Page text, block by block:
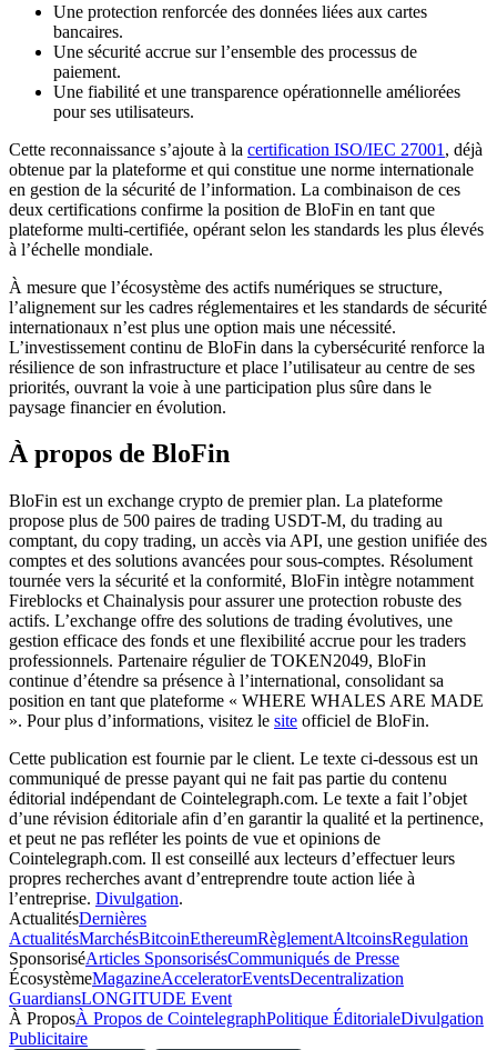
Une protection renforcée des données liées aux cartes
bancaires.
Une sécurité accrue sur l’ensemble des processus de
paiement.
Une fiabilité et une transparence opérationnelle améliorées
pour ses utilisateurs.
Cette reconnaissance s’ajoute à la certification ISO/IEC 27001 , déjà
obtenue par la plateforme et qui constitue une norme internationale
en gestion de la sécurité de l’information. La combinaison de ces
deux certifications confirme la position de BloFin en tant que
plateforme multi-certifiée, opérant selon les standards les plus élevés
à l’échelle mondiale.
À mesure que l’écosystème des actifs numériques se structure,
l’alignement sur les cadres réglementaires et les standards de sécurité
internationaux n’est plus une option mais une nécessité.
L’investissement continu de BloFin dans la cybersécurité renforce la
résilience de son infrastructure et place l’utilisateur au centre de ses
priorités, ouvrant la voie à une participation plus sûre dans le
paysage financier en évolution.
À propos de BloFin
BloFin est un exchange crypto de premier plan. La plateforme
propose plus de 500 paires de trading USDT-M, du trading au
comptant, du copy trading, un accès via API, une gestion unifiée des
comptes et des solutions avancées pour sous-comptes. Résolument
tournée vers la sécurité et la conformité, BloFin intègre notamment
Fireblocks et Chainalysis pour assurer une protection robuste des
actifs. L’exchange offre des solutions de trading évolutives, une
gestion efficace des fonds et une flexibilité accrue pour les traders
professionnels. Partenaire régulier de TOKEN2049, BloFin
continue d’étendre sa présence à l’international, consolidant sa
position en tant que plateforme « WHERE WHALES ARE MADE
». Pour plus d’informations, visitez le site officiel de BloFin.
Cette publication est fournie par le client. Le texte ci-dessous est un
communiqué de presse payant qui ne fait pas partie du contenu
éditorial indépendant de Cointelegraph.com. Le texte a fait l’objet
d’une révision éditoriale afin d’en garantir la qualité et la pertinence,
et peut ne pas refléter les points de vue et opinions de
Cointelegraph.com. Il est conseillé aux lecteurs d’effectuer leurs
propres recherches avant d’entreprendre toute action liée à
l’entreprise. Divulgation.
ActualitésDernières
ActualitésMarchésBitcoinEthereumRèglementAltcoinsRegulation
SponsoriséArticles SponsorisésCommuniqués de Presse
ÉcosystèmeMagazineAcceleratorEventsDecentralization
GuardiansLONGITUDE Event
À ProposÀ Propos de CointelegraphPolitique ÉditorialeDivulgation
Publicitaire